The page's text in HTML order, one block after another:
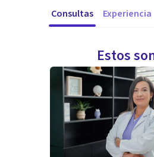
Consultas Experiencia
Estos